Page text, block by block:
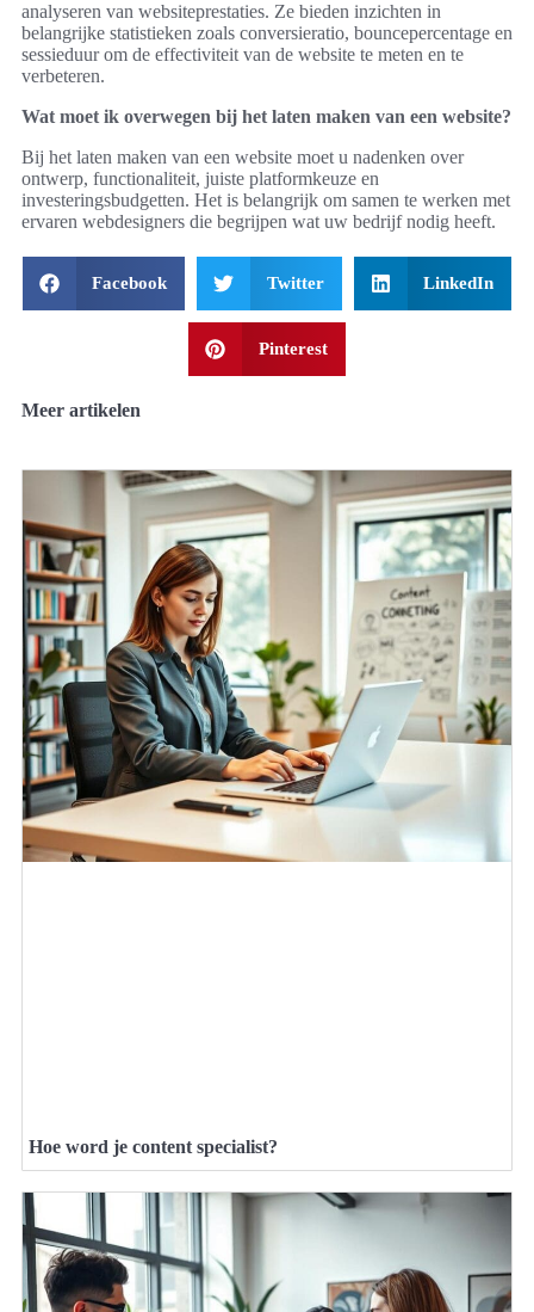
analyseren van websiteprestaties. Ze bieden inzichten in
belangrijke statistieken zoals conversieratio, bouncepercentage en
sessieduur om de effectiviteit van de website te meten en te
verbeteren.
Wat moet ik overwegen bij het laten maken van een website?
Bij het laten maken van een website moet u nadenken over
ontwerp, functionaliteit, juiste platformkeuze en
investeringsbudgetten. Het is belangrijk om samen te werken met
ervaren webdesigners die begrijpen wat uw bedrijf nodig heeft.
Facebook Twitter LinkedIn
Pinterest
Meer artikelen
Hoe word je content specialist?